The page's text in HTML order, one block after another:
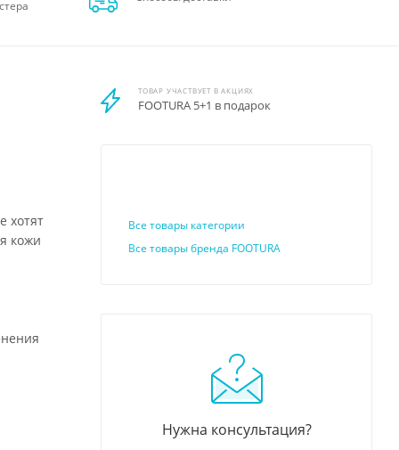
хотят
кожи
ТОВАР УЧАСТВУЕТ В АКЦИЯХ
FOOTURA 5+1 в подарок
Все товары категории
Все товары бренда FOOTURA
Нужна консультация?